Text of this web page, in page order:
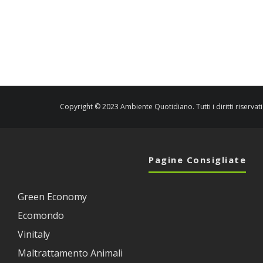
Copyright © 2023 Ambiente Quotidiano. Tutti i diritti riservati.
Pagine Consigliate
Green Economy
Ecomondo
Vinitaly
Maltrattamento Animali